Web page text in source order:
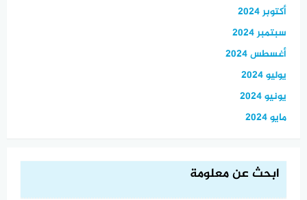
أكتوبر 2024
سبتمبر 2024
أغسطس 2024
يوليو 2024
يونيو 2024
مايو 2024
ابحث عن معلومة